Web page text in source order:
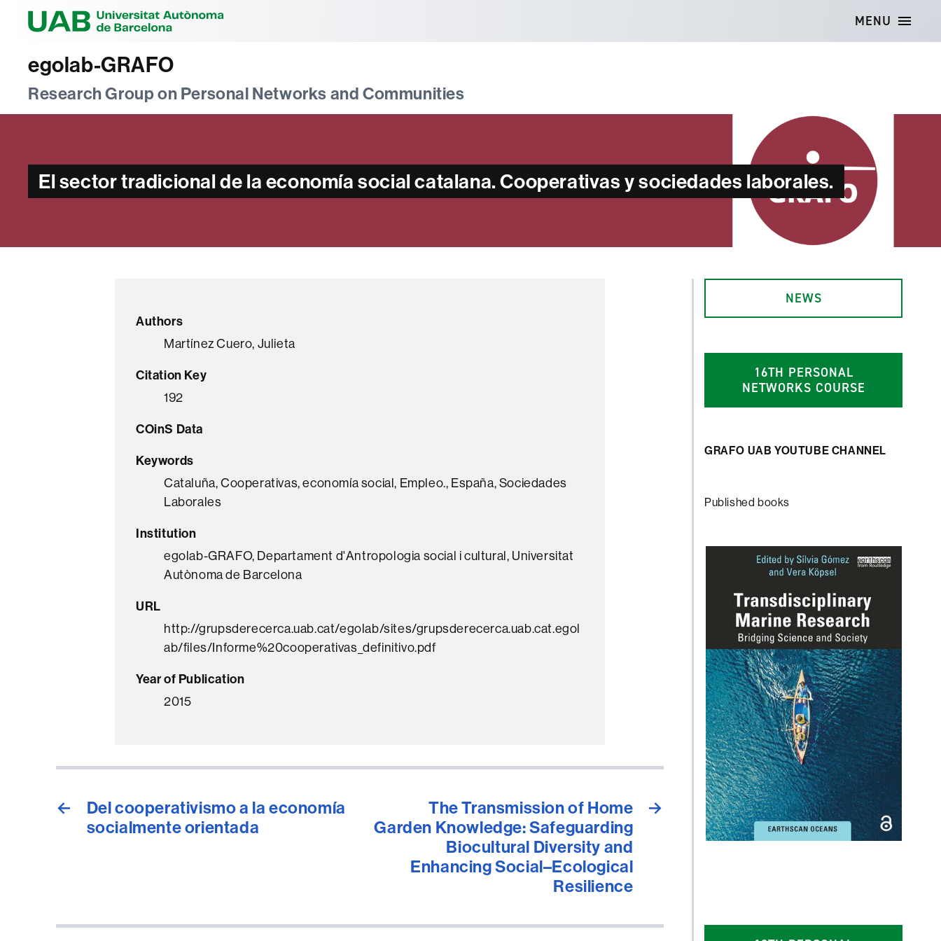
MENU
egolab-GRAFO
Research Group on Personal Networks and Communities
El sector tradicional de la economía social catalana. Cooperativas y sociedades laborales.
Authors
Martínez Cuero, Julieta
Citation Key
192
COinS Data
Keywords
Cataluña, Cooperativas, economía social, Empleo., España, Sociedades
Laborales
Institution
egolab-GRAFO, Departament d'Antropologia social i cultural, Universitat
Autònoma de Barcelona
URL
http://grupsderecerca.uab.cat/egolab/sites/grupsderecerca.uab.cat.egol
ab/files/Informe%20cooperativas_definitivo.pdf
Year of Publication
2015
←
Del cooperativismo a la economía
socialmente orientada
→
The Transmission of Home
Garden Knowledge: Safeguarding
Biocultural Diversity and
Enhancing Social–Ecological
Resilience
NEWS
16TH PERSONAL
NETWORKS COURSE
GRAFO UAB YOUTUBE CHANNEL
Published books